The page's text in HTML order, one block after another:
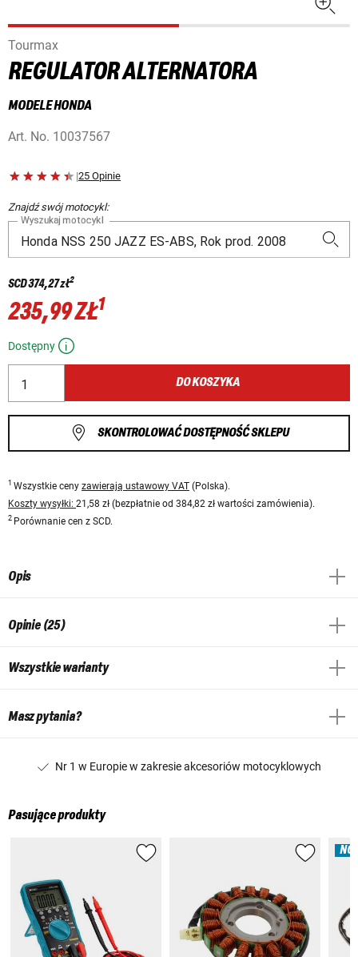
Tourmax
REGULATOR ALTERNATORA
MODELE HONDA
Art. No. 10037567
|25 Opinie
Znajdź swój motocykl:
Wyszukaj motocykl
SCD374,27 zł2
235,99 ZŁ1
Dostępny
DO KOSZYKA
SKONTROLOWAĆ DOSTĘPNOŚĆ SKLEPU
1 Wszystkie ceny zawierają ustawowy VAT (Polska).
Koszty wysyłki: 21,58 zł (bezpłatnie od 384,82 zł wartości zamówienia).
2 Porównanie cen z SCD.
Opis
Opinie (25)
Wszystkie warianty
Masz pytania?
Nr 1 w Europie w zakresie akcesoriów motocyklowych
Pasujące produkty